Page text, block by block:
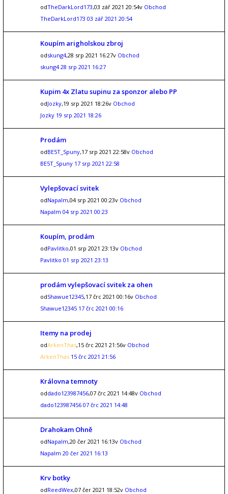
odTheDarkLord173,03 zář 2021 20:54v Obchod
TheDarkLord173 03 zář 2021 20:54
Koupím arigholskou zbroj
odskung4,28 srp 2021 16:27v Obchod
skung4 28 srp 2021 16:27
Kupim 4x Zlatu supinu za sponzor alebo PP
odJozky,19 srp 2021 18:26v Obchod
Jozky 19 srp 2021 18:26
Prodám
odBE5T_Spuny,17 srp 2021 22:58v Obchod
BE5T_Spuny 17 srp 2021 22:58
Vylepšovací svitek
odNapalm,04 srp 2021 00:23v Obchod
Napalm 04 srp 2021 00:23
Koupím, prodám
odPavlitko,01 srp 2021 23:13v Obchod
Pavlitko 01 srp 2021 23:13
prodám vylepšovací svitek za ohen
odShawue12345,17 črc 2021 00:16v Obchod
Shawue12345 17 črc 2021 00:16
Itemy na prodej
odArkenThas,15 črc 2021 21:56v Obchod
ArkenThas 15 črc 2021 21:56
Královna temnoty
oddado123987456,07 črc 2021 14:48v Obchod
dado123987456 07 črc 2021 14:48
Drahokam Ohně
odNapalm,20 čer 2021 16:13v Obchod
Napalm 20 čer 2021 16:13
Krv botky
odReedWex,07 čer 2021 18:52v Obchod